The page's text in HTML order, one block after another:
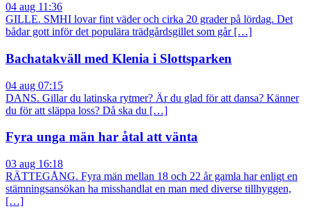
04 aug 11:36
GILLE. SMHI lovar fint väder och cirka 20 grader på lördag. Det
bådar gott inför det populära trädgårdsgillet som går […]
Bachatakväll med Klenia i Slottsparken
04 aug 07:15
DANS. Gillar du latinska rytmer? Är du glad för att dansa? Känner
du för att släppa loss? Då ska du […]
Fyra unga män har åtal att vänta
03 aug 16:18
RÄTTEGÅNG. Fyra män mellan 18 och 22 år gamla har enligt en
stämningsansökan ha misshandlat en man med diverse tillhyggen,
[…]